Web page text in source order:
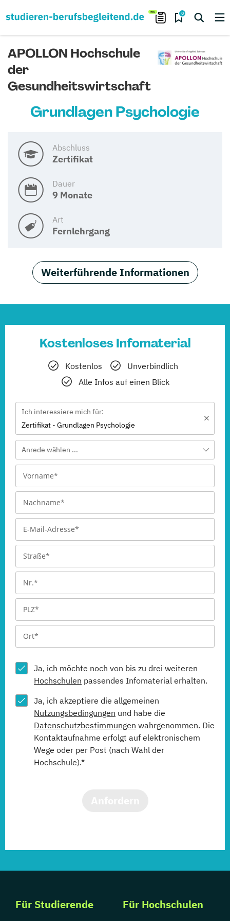
0
APOLLON Hochschule
der
Gesundheitswirtschaft
Grundlagen Psychologie
Abschluss
Zertifikat
Dauer
9 Monate
Art
Fernlehrgang
Weiterführende Informationen
Kostenloses Infomaterial
Kostenlos
Unverbindlich
Alle Infos auf einen Blick
Ich interessiere mich für:
Zertifikat - Grundlagen Psychologie
Anrede wählen ...
Ja, ich möchte noch von bis zu drei weiteren
Hochschulen passendes Infomaterial erhalten.
Ja, ich akzeptiere die allgemeinen
Nutzungsbedingungen und habe die
Datenschutzbestimmungen wahrgenommen. Die
Kontaktaufnahme erfolgt auf elektronischem
Wege oder per Post (nach Wahl der
Hochschule).*
Für Studierende Für Hochschulen